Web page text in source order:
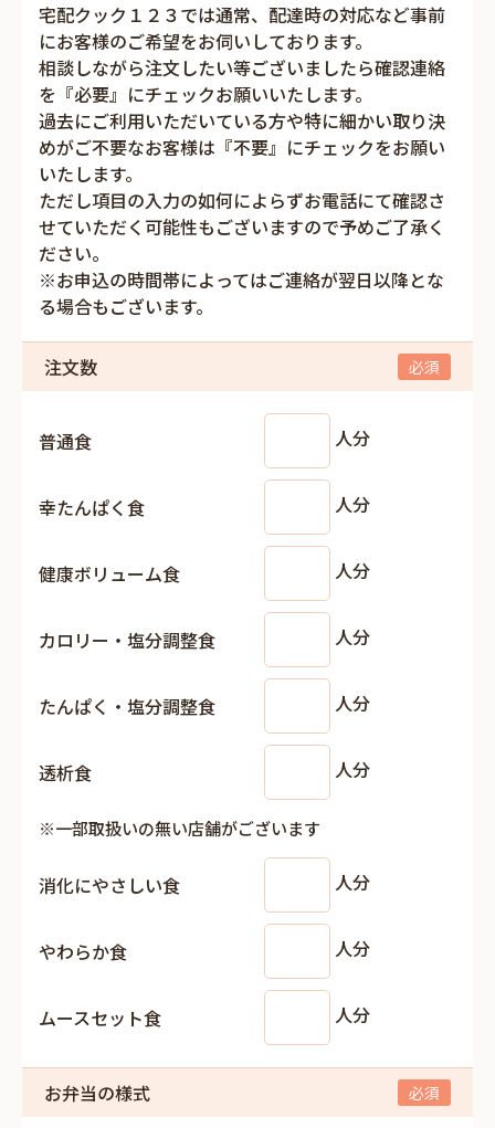
宅配クック１２３では通常、配達時の対応など事前
にお客様のご希望をお伺いしております。
相談しながら注文したい等ございましたら確認連絡
を『必要』にチェックお願いいたします。
過去にご利用いただいている方や特に細かい取り決
めがご不要なお客様は『不要』にチェックをお願い
いたします。
ただし項目の入力の如何によらずお電話にて確認さ
せていただく可能性もございますので予めご了承く
ださい。
※お申込の時間帯によってはご連絡が翌日以降とな
る場合もございます。
注文数
普通食 人分
幸たんぱく食 人分
健康ボリューム食 人分
カロリー・塩分調整食 人分
たんぱく・塩分調整食 人分
透析食 人分
※一部取扱いの無い店舗がございます
消化にやさしい食 人分
やわらか食 人分
ムースセット食 人分
お弁当の様式